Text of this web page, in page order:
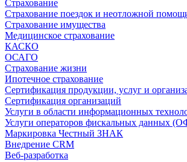
Страхование
Страхование поездок и неотложной
Страхование имущества
Медицинское страхование
КАСКО
ОСАГО
Страхование жизни
Ипотечное страхование
Сертификация продукции, услуг и
Сертификация организаций
Услуги в области информационных
Услуги операторов фискальных данных
Маркировка Честный ЗНАК
Внедрение CRM
Веб-разработка